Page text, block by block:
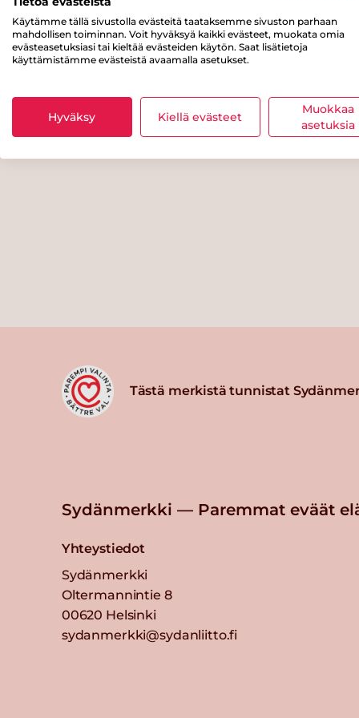
Tästä merkistä tunnistat
Sydänmerkki — Paremmat eväät
Yhteystiedot
Sydänmerkki
Oltermannintie 8
00620 Helsinki
sydanmerkki@sydanliitto.fi
Käytämme tällä sivustolla evästeitä taataksemme sivuston parhaan
mahdollisen toiminnan. Voit hyväksyä kaikki evästeet, muokata omia
evästeasetuksiasi tai kieltää evästeiden käytön. Saat lisätietoja
käyttämistämme evästeistä avaamalla asetukset.
Hyväksy Kiellä evästeet
Muokkaa
asetuksia